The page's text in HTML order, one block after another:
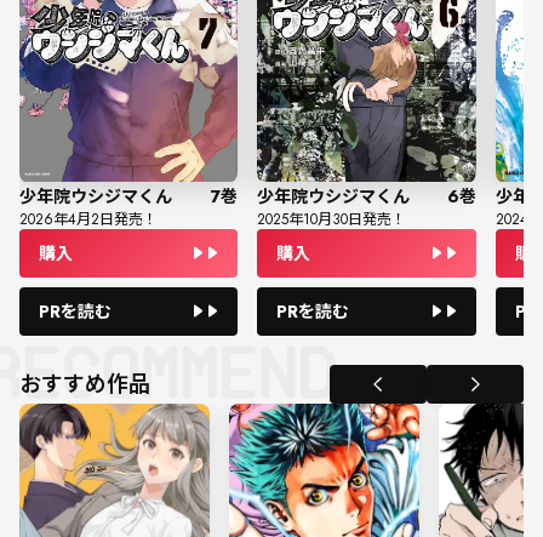
少年院ウシジマくん 7巻
2026年4月2日発売！
購入
PRを読む
少年院ウシジマくん 6巻
2025年10月30日発売！
購入
PRを読む
少年
2024
購
おすすめ作品